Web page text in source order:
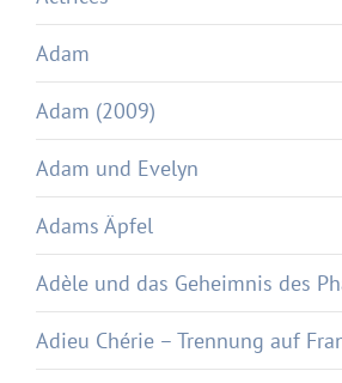
Adam
Adam (2009)
Adam und Evelyn
Adams Äpfel
Adèle und das Geheimnis des
Adieu Chérie – Trennung auf